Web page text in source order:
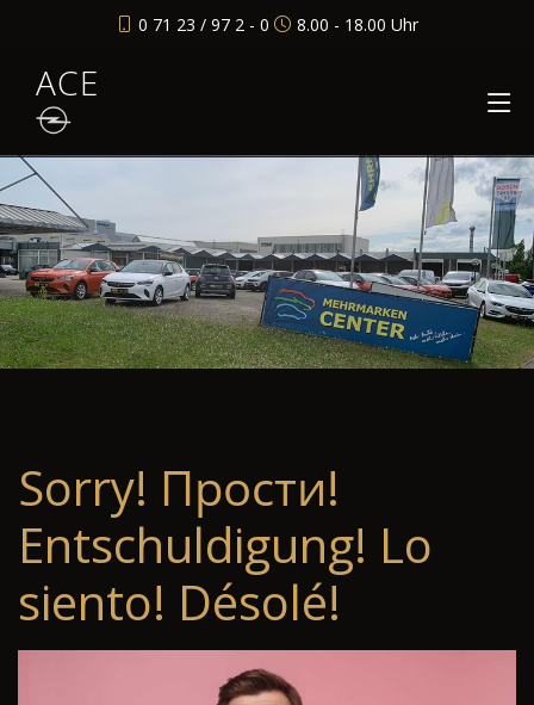
0 71 23 / 97 2 - 0 8.00 - 18.00 Uhr
ACE
Sorry! Прости!
Entschuldigung! Lo
siento! Désolé!